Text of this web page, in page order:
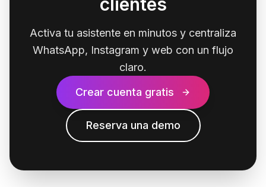
Activa tu asistente en minutos y centraliza
WhatsApp, Instagram y web con un flujo
claro.
Crear cuenta gratis
Reserva una demo